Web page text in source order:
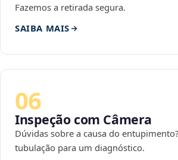
Fazemos a retirada segura.
SAIBA MAIS
06
Inspeção com Câmera
Dúvidas sobre a causa do
tubulação para um diagnóstico.